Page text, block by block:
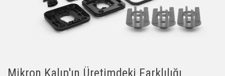
Mikron Kalıp'ın Üretimdeki Farklılığı